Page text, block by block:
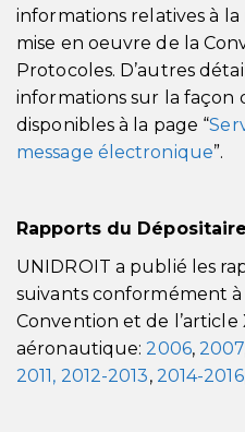
informations relatives à la
mise en oeuvre de la
Protocoles. D’autres
informations sur la façon
disponibles à la page “
message électronique”.
Rapports du Dépositaire
UNIDROIT a publié les
suivants conformément à
Convention et de l’article
aéronautique:2006,2007
2011, 2012-2013, 2014-2016